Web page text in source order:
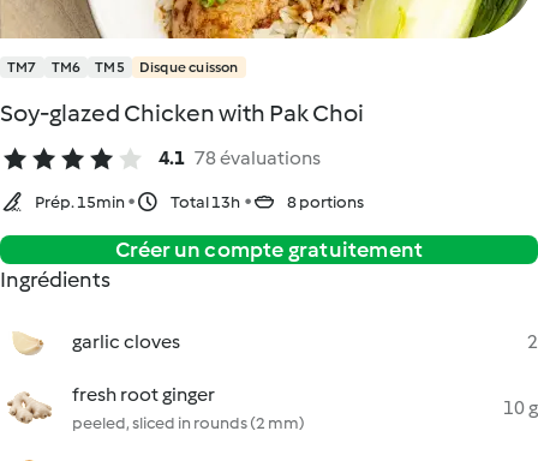
TM7 TM6 TM5 Disque cuisson
Soy-glazed Chicken with Pak Choi
4.1 78 évaluations
Prép. 15min Total 13h 8 portions
Créer un compte gratuitement
Ingrédients
garlic cloves 2
fresh root ginger
peeled, sliced in rounds (2 mm)
10 g